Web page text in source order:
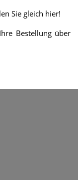
Sie gleich hier!
Bestellung über